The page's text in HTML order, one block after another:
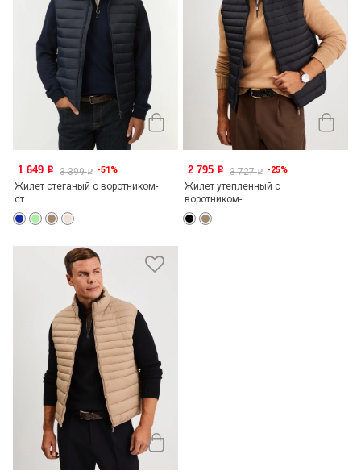
1 649 o 3 399o -51%
Жилет стеганый с воротником-
ст...
2 795 o 3 727o -25%
Жилет утепленный с
воротником-...